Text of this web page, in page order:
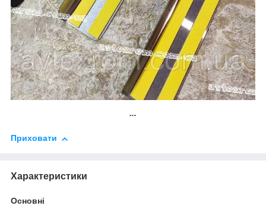
...
Приховати
Характеристики
Основні